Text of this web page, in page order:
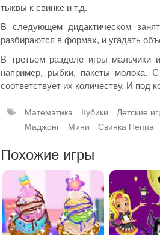
тыквы к свинке и т.д.
В следующем дидактическом
разбираются в формах, и угадать
В третьем разделе игры мальчики
например, рыбки, пакеты молока.
соответствует их количеству. И под
Математика Кубики Детские
Маджонг
Мини Свинка Пеппа
Похожие игры